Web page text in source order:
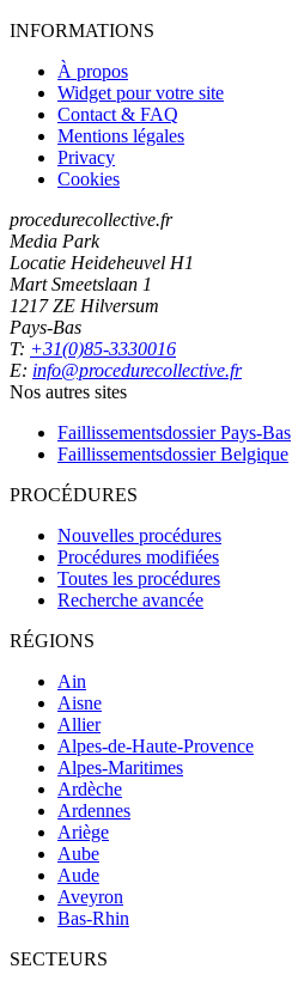
INFORMATIONS
À propos
Widget pour votre site
Contact & FAQ
Mentions légales
Privacy
Cookies
procedurecollective.fr
Media Park
Locatie Heideheuvel H1
Mart Smeetslaan 1
1217 ZE Hilversum
Pays-Bas
T: +31(0)85-3330016
E: info@procedurecollective.fr
Nos autres sites
Faillissementsdossier Pays-Bas
Faillissementsdossier Belgique
PROCÉDURES
Nouvelles procédures
Procédures modifiées
Toutes les procédures
Recherche avancée
RÉGIONS
Ain
Aisne
Allier
Alpes-de-Haute-Provence
Alpes-Maritimes
Ardèche
Ardennes
Ariège
Aube
Aude
Aveyron
Bas-Rhin
SECTEURS